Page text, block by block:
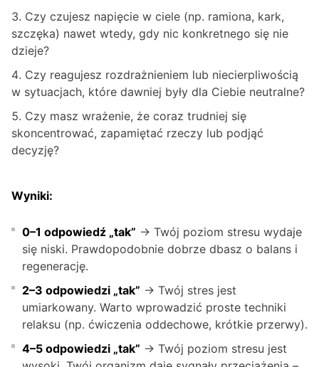
Czy czujesz napięcie w ciele (np. ramiona, kark,
szczęka) nawet wtedy, gdy nic konkretnego się nie
dzieje?
Czy reagujesz rozdrażnieniem lub niecierpliwością
w sytuacjach, które dawniej były dla Ciebie neutralne?
Czy masz wrażenie, że coraz trudniej się
skoncentrować, zapamiętać rzeczy lub podjąć
decyzję?
Wyniki:
0–1 odpowiedź „tak” → Twój poziom stresu wydaje
się niski. Prawdopodobnie dobrze dbasz o balans i
regenerację.
2–3 odpowiedzi „tak” → Twój stres jest
umiarkowany. Warto wprowadzić proste techniki
relaksu (np. ćwiczenia oddechowe, krótkie przerwy).
4–5 odpowiedzi „tak” → Twój poziom stresu jest